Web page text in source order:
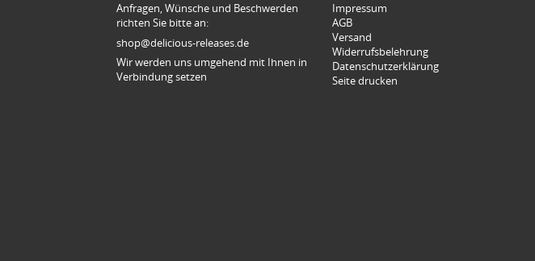
Anfragen, Wünsche und Beschwerden
richten Sie bitte an:
shop@delicious-releases.de
Wir werden uns umgehend mit Ihnen in
Verbindung setzen
Impressum
AGB
Versand
Widerrufsbelehrung
Datenschutzerklärung
Seite drucken